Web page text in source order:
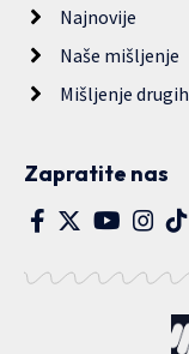
Najnovije
Naše mišljenje
Mišljenje drugih
Zapratite nas